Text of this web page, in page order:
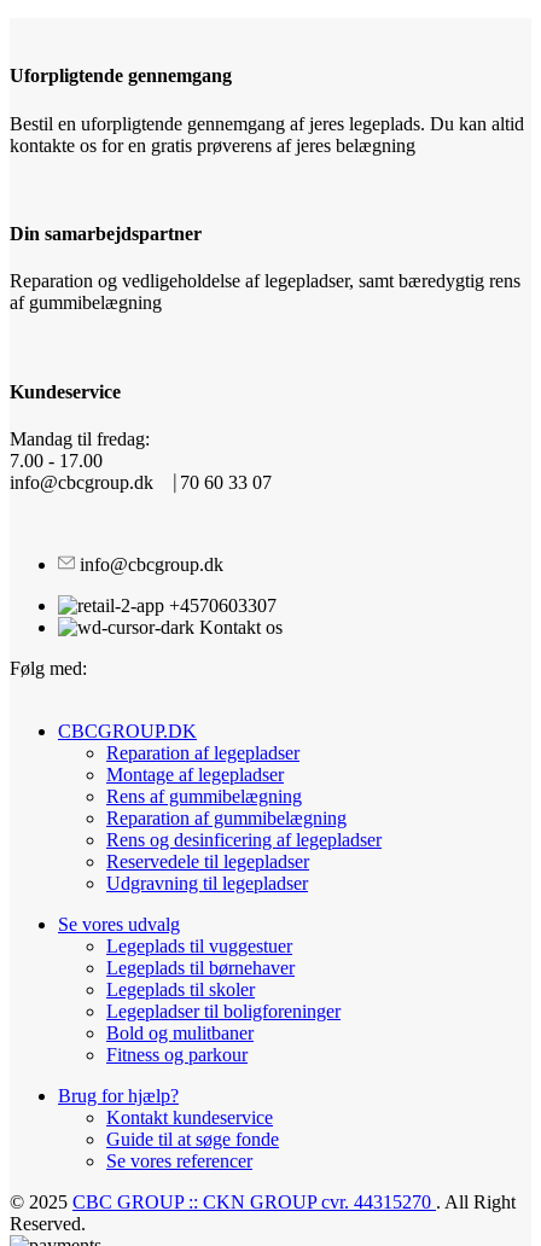
Uforpligtende gennemgang
Bestil en uforpligtende gennemgang af jeres legeplads. Du kan altid
kontakte os for en gratis prøverens af jeres belægning
Din samarbejdspartner
Reparation og vedligeholdelse af legepladser, samt bæredygtig rens
af gummibelægning
Kundeservice
Mandag til fredag:
7.00 - 17.00
info@cbcgroup.dk ⎹ 70 60 33 07
info@cbcgroup.dk
+4570603307
Kontakt os
Følg med:
CBCGROUP.DK
Reparation af legepladser
Montage af legepladser
Rens af gummibelægning
Reparation af gummibelægning
Rens og desinficering af legepladser
Reservedele til legepladser
Udgravning til legepladser
Se vores udvalg
Legeplads til vuggestuer
Legeplads til børnehaver
Legeplads til skoler
Legepladser til boligforeninger
Bold og mulitbaner
Fitness og parkour
Brug for hjælp?
Kontakt kundeservice
Guide til at søge fonde
Se vores referencer
© 2025 CBC GROUP :: CKN GROUP cvr. 44315270 . All Right
Reserved.